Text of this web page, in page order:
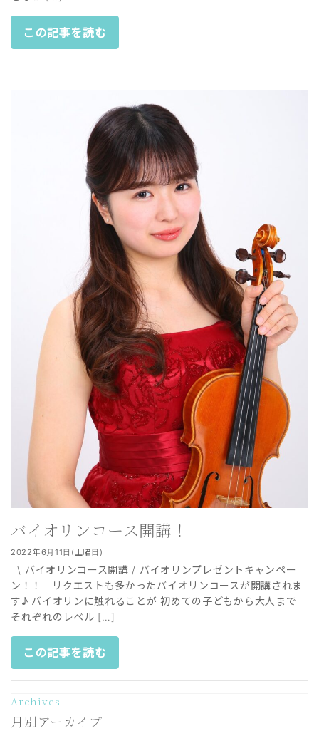
この記事を読む
バイオリンコース開講！
2022年6月11日(土曜日)
\ バイオリンコース開講 / バイオリンプレゼントキャンペー
ン！！ リクエストも多かったバイオリンコースが開講されま
す♪ バイオリンに触れることが 初めての子どもから大人まで
それぞれのレベル […]
この記事を読む
Archives
月別アーカイブ